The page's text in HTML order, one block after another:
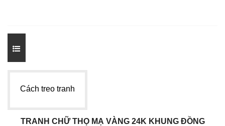
Cách treo tranh
TRANH CHỮ THỌ MẠ VÀNG 24K KHUNG ĐỒNG